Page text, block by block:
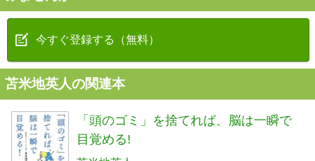
今すぐ登録する（無料）
苫米地英人の関連本
「頭のゴミ」を捨てれば、脳は一瞬で
目覚める!